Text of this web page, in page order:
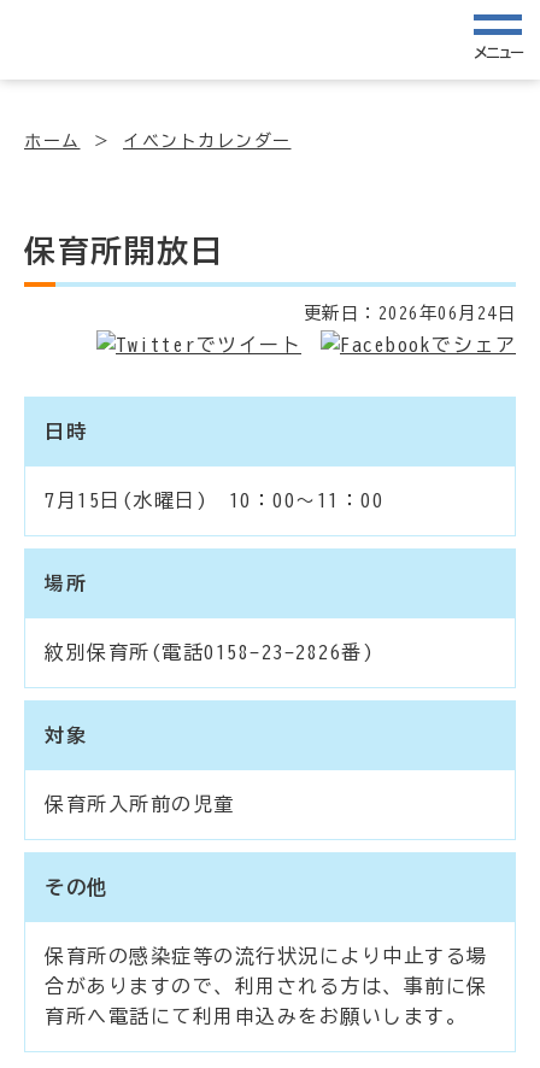
メニュー
ホーム イベントカレンダー
保育所開放日
更新日： 2026年06月24日
日時
7月15日(水曜日) 10：00～11：00
場所
紋別保育所(電話0158-23-2826番)
対象
保育所入所前の児童
その他
保育所の感染症等の流行状況により中止する場
合がありますので、利用される方は、事前に保
育所へ電話にて利用申込みをお願いします。